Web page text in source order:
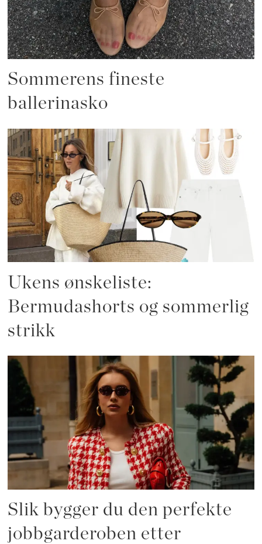
Sommerens fineste
ballerinasko
Ukens ønskeliste:
Bermudashorts og sommerlig
strikk
Slik bygger du den perfekte
jobbgarderoben etter